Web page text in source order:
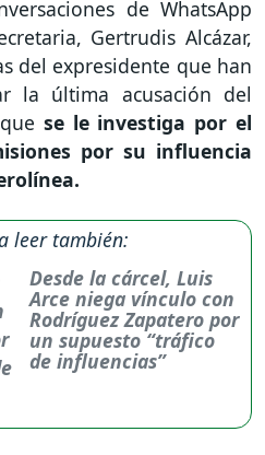
de WhatsApp
Gertrudis Alcázar,
del expresidente que han
la última acusación del
se le investiga por el
por su influencia
leer también:
Desde la cárcel, Luis
Arce niega vínculo con
Rodríguez Zapatero por
un supuesto “tráfico
de influencias”